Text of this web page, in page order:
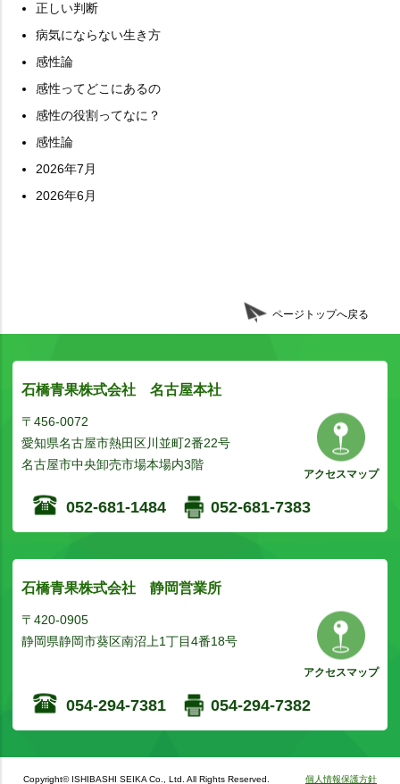
正しい判断
病気にならない生き方
感性論
感性ってどこにあるの
感性の役割ってなに？
感性論
2026年7月
2026年6月
ページトップへ戻る
石橋青果株式会社 名古屋本社
〒456-0072
愛知県名古屋市熱田区川並町2番22号
名古屋市中央卸売市場本場内3階
アクセスマップ
052-681-1484 052-681-7383
石橋青果株式会社 静岡営業所
〒420-0905
静岡県静岡市葵区南沼上1丁目4番18号
アクセスマップ
054-294-7381 054-294-7382
Copyright© ISHIBASHI SEIKA Co., Ltd. All Rights Reserved. 個人情報保護方針